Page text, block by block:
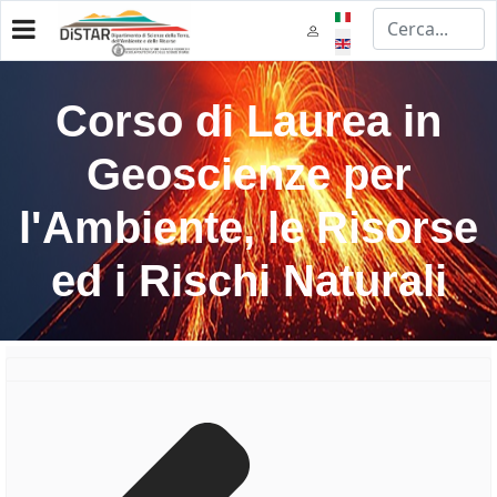
Select your language
Corso di Laurea in
Geoscienze per
l'Ambiente, le Risorse
ed i Rischi Naturali